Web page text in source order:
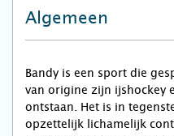
Algemeen
Bandy is een sport die
van origine zijn ijshockey
ontstaan. Het is in
opzettelijk lichamelijk